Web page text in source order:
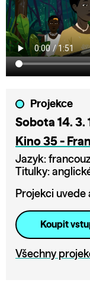
Projekce
Sobota 14. 3.
Kino 35 -
Jazyk:
Titulky:
Projekci
Koupit
Všechny